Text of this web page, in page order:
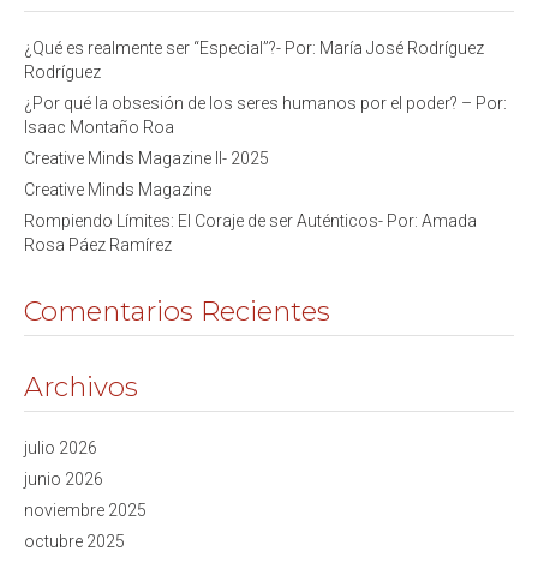
¿Qué es realmente ser “Especial”?- Por: María José Rodríguez
Rodríguez
¿Por qué la obsesión de los seres humanos por el poder? – Por:
Isaac Montaño Roa
Creative Minds Magazine II- 2025
Creative Minds Magazine
Rompiendo Límites: El Coraje de ser Auténticos- Por: Amada
Rosa Páez Ramírez
Comentarios Recientes
Archivos
julio 2026
junio 2026
noviembre 2025
octubre 2025